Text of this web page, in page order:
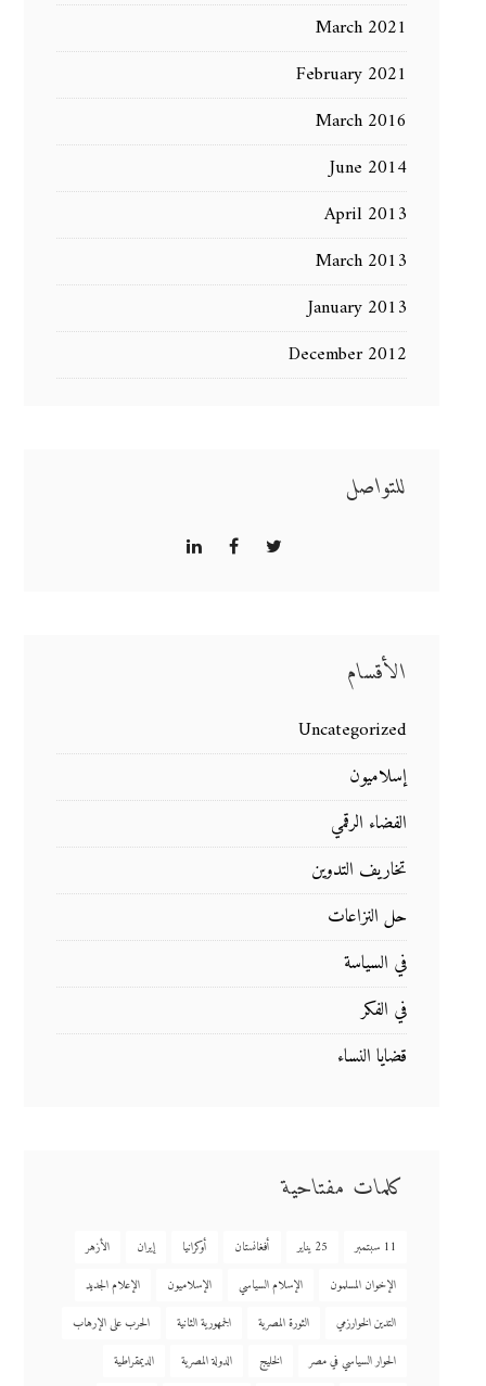
March 2021
February 2021
March 2016
June 2014
April 2013
March 2013
January 2013
December 2012
للتواصل
الأقسام
Uncategorized
إسلاميون
الفضاء الرقمي
تخاريف التدوين
حل النزاعات
في السياسة
في الفكر
قضايا النساء
كلمات مفتاحية
11 سبتمبر 25 يناير أفغانستان أوكرانيا إيران
الأزهر
الإخوان المسلمون
الإسلام السياسي الإسلاميون
الإعلام الجديد
التدين الخوارزمي
الثورة المصرية الجمهورية الثانية
الحرب على الإرهاب
الحوار السياسي في مصر
الخليج الدولة المصرية
الديمقراطية